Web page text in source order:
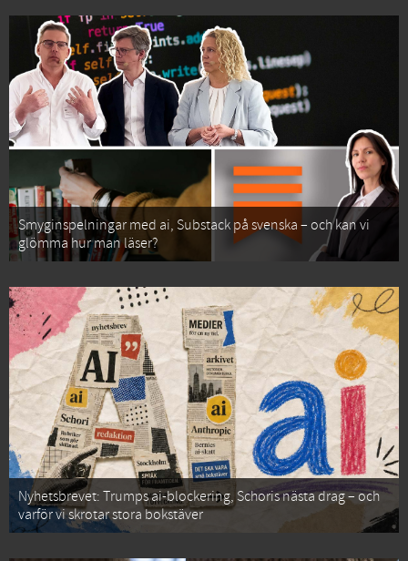
Smyginspelningar med ai, Substack på svenska – och kan vi
glömma hur man läser?
Nyhetsbrevet: Trumps ai-blockering, Schoris nästa drag – och
varför vi skrotar stora bokstäver